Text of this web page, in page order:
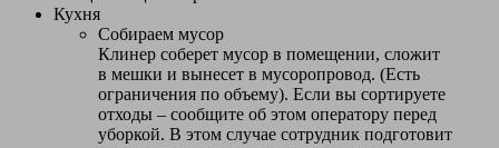
Кухня
Собираем мусор
Клинер соберет мусор в помещении, сложит
в мешки и вынесет в мусоропровод. (Есть
ограничения по объему). Если вы сортируете
отходы – сообщите об этом оператору перед
уборкой. В этом случае сотрудник подготовит